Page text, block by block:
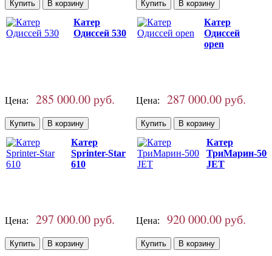
Катер
Одиссей 530
Цена: 285 000.00 руб.
Катер
Одиссей
open
Цена: 287 000.00 руб.
Катер
Sprinter-Star
610
Цена: 297 000.00 руб.
Катер
ТриМарин-500
JET
Цена: 920 000.00 руб.